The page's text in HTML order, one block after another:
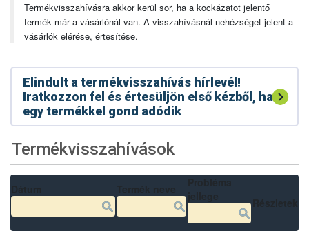
Termékvisszahívásra akkor kerül sor, ha a kockázatot jelentő
termék már a vásárlónál van. A visszahívásnál nehézséget jelent a
vásárlók elérése, értesítése.
Elindult a termékvisszahívás hírlevél!
Iratkozzon fel és értesüljön első kézből, ha
egy termékkel gond adódik
Termékvisszahívások